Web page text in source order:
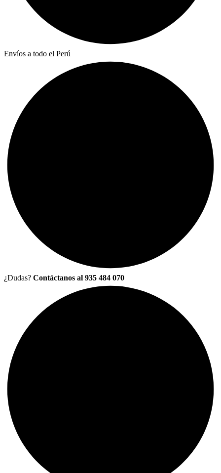
Envíos a todo el Perú
¿Dudas? Contáctanos al 935 484 070